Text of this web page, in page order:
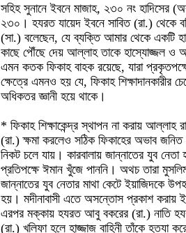
সহিহ সুনানে ইবনে মাজাহ, ২৩০ নং হাদিসের
২৩০। হযরত যায়েদ ইবনে সাবিত (রা.) থেকে
(সা.) বলেছেন, যে ব্যক্তি আমার থেকে একটি
কাছে পৌঁছে দেয় আল্লাহ তাকে হাস্যোজ্জল ও
এমন কতক ফিকাহ বাহক রয়েছে, যারা
ক্ষেত্রে এমনও হয় যে, ফিকাহ শিক্ষাদানকারীর
অধিকতর জ্ঞানী হয়ে থাকে।
* ফিকাহ শিক্ষাকেন্দ্র স্থাপন না করায় আল্লাহ
(রা.) ক্ষমা করলেও সঠিক ফিকাহের অভাব জনিত
নিকট চলে যায়। কারবালায় জান্নাতের যুব
প্রতিপক্ষে ঈমান খুঁজে পাননি। অথচ তারা
জান্নাতের যুব নেতার মাথা কেটে ইয়াজিদকে
হয়। মদীনাবাসী এতে অসন্তোস প্রকাশ করায়
এরপর মক্কায় হযরত আবু বকরের (রা.) নাতি
(রা.) খলিফা হলে হাজ্জাজ বাহিনী তাঁকে হত্যা